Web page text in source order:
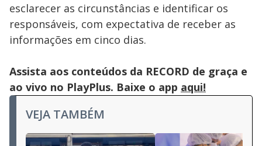
esclarecer as circunstâncias e identificar os
responsáveis, com expectativa de receber as
informações em cinco dias.
Assista aos conteúdos da RECORD de graça e
ao vivo no PlayPlus. Baixe o app aqui!
VEJA TAMBÉM